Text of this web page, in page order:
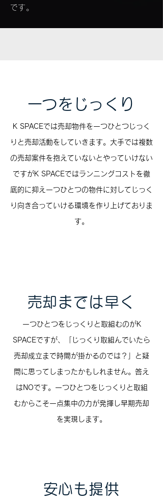
です。
​一つをじっくり
K SPACEでは売却物件を一つひとつじっく
りと売却活動をしていきます。大手では複数
の売却案件を抱えていないとやっていけない
ですがK SPACEではランニングコストを徹
底的に抑え一つひとつの物件に対してじっく
り向き合っていける環境を作り上げておりま
す。
​売却までは早く
一つひとつをじっくりと取組むのがK
SPACEですが、「じっくり取組んでいたら
売却成立まで時間が掛かるのでは？」と疑
問に思ってしまったかもしれません。答え
はNOです。一つひとつをじっくりと取組
むからこそ一点集中の力が発揮し早期売却
を実現します。
​安心も提供